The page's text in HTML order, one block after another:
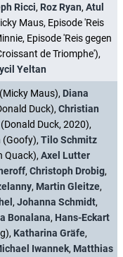
Ricci, Roz Ryan, Atul
Maus, Episode 'Reis
Episode 'Reis gegen
de Triomphe'),
Yeltan
(Micky Maus), Diana
Duck), Christian
(Donald Duck, 2020),
(Goofy), Tilo Schmitz
Quack), Axel Lutter
, Christoph Drobig,
, Martin Gleitze,
, Johanna Schmidt,
Bonalana, Hans-Eckart
Katharina Gräfe,
Iwannek, Matthias